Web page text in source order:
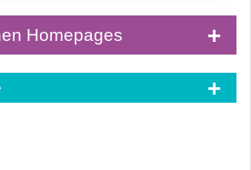
Homepages